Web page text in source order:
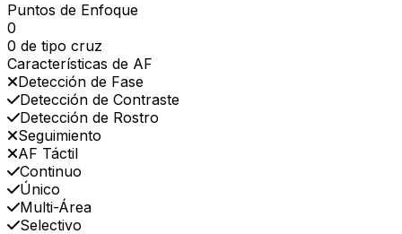
Puntos de Enfoque
0
0 de tipo cruz
Características de AF
Detección de Fase
Detección de Contraste
Detección de Rostro
Seguimiento
AF Táctil
Continuo
Único
Multi-Área
Selectivo